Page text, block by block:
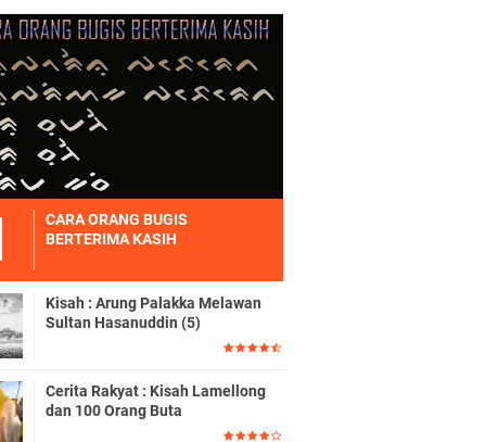
CARA ORANG BUGIS
BERTERIMA KASIH
Kisah : Arung Palakka Melawan
Sultan Hasanuddin (5)
Cerita Rakyat : Kisah Lamellong
dan 100 Orang Buta